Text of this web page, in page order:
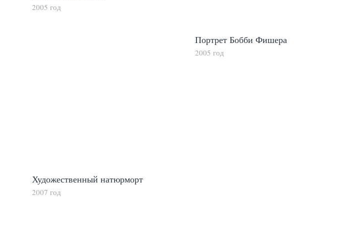
2005 год
Портрет Бобби Фишера
2005 год
Художественный натюрморт
2007 год